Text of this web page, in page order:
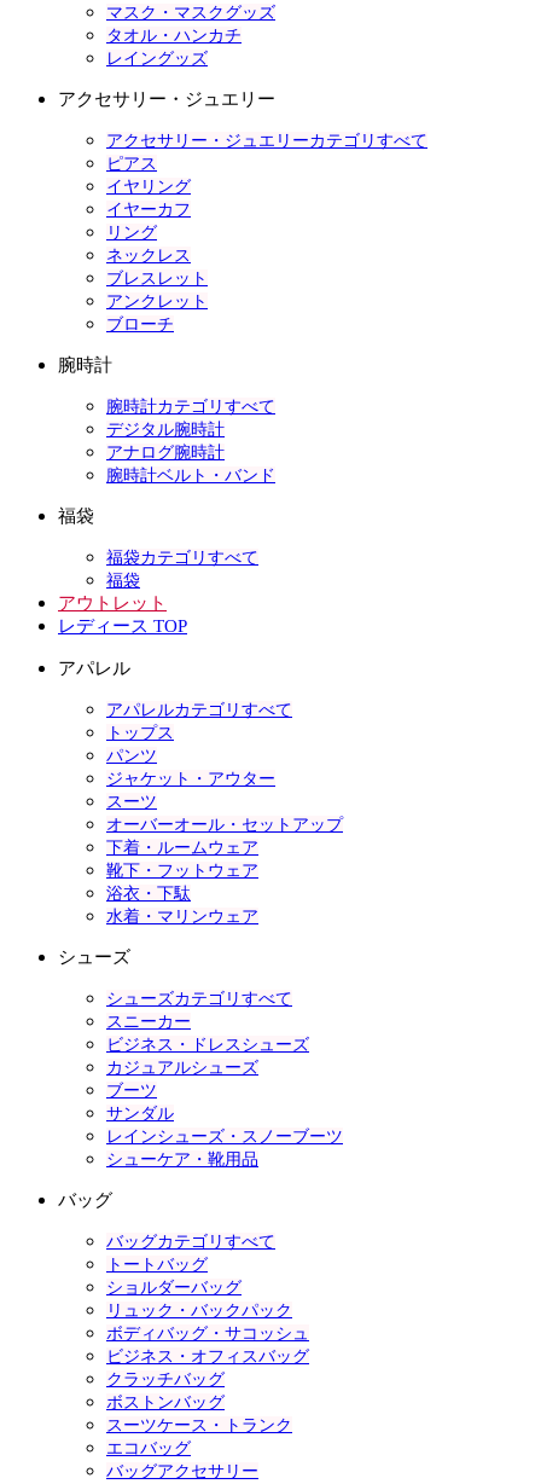
マスク・マスクグッズ
タオル・ハンカチ
レイングッズ
アクセサリー・ジュエリー
アクセサリー・ジュエリーカテゴリすべて
ピアス
イヤリング
イヤーカフ
リング
ネックレス
ブレスレット
アンクレット
ブローチ
腕時計
腕時計カテゴリすべて
デジタル腕時計
アナログ腕時計
腕時計ベルト・バンド
福袋
福袋カテゴリすべて
福袋
アウトレット
レディース TOP
アパレル
アパレルカテゴリすべて
トップス
パンツ
ジャケット・アウター
スーツ
オーバーオール・セットアップ
下着・ルームウェア
靴下・フットウェア
浴衣・下駄
水着・マリンウェア
シューズ
シューズカテゴリすべて
スニーカー
ビジネス・ドレスシューズ
カジュアルシューズ
ブーツ
サンダル
レインシューズ・スノーブーツ
シューケア・靴用品
バッグ
バッグカテゴリすべて
トートバッグ
ショルダーバッグ
リュック・バックパック
ボディバッグ・サコッシュ
ビジネス・オフィスバッグ
クラッチバッグ
ボストンバッグ
スーツケース・トランク
エコバッグ
バッグアクセサリー